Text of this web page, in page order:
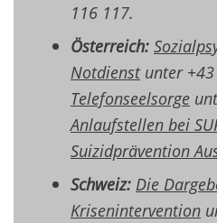
116 117.
Österreich:
Notdienstunter +43
Telefonseelsorge
Anlaufstellen bei
Suizidprävention
Schweiz: Die
Krisenintervention